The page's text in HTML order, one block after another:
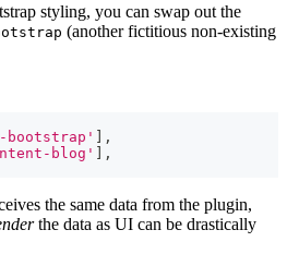
styling, you can swap out the
(another fictitious non-existing
bootstrap' ] ,
blog' ] ,
the same data from the plugin,
the data as UI can be drastically